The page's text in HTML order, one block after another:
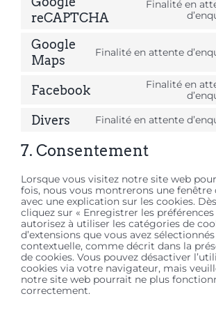
reCAPTCHA
Finalité en
Google
Maps
Finalité en attente
Facebook
Finalité en
Divers Finalité en attente
7. Consentement
Lorsque vous visitez notre site web
fois, nous vous montrerons une fenêtre
avec une explication sur les cookies.
cliquez sur « Enregistrer les
autorisez à utiliser les catégories de
d’extensions que vous avez
contextuelle, comme décrit dans la
de cookies. Vous pouvez désactiver
cookies via votre navigateur, mais
notre site web pourrait ne plus
correctement.